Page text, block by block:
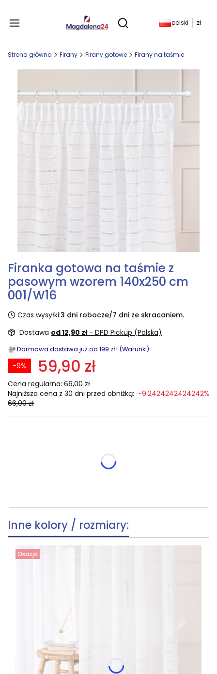
Otwórz wyszukiwarkę
Produkty w
polski zł
Strona główna Firany Firany gotowe Firany na taśmie
Firanka gotowa na taśmie z
pasowym wzorem 140x250 cm
001/W16
Czas wysyłki:3 dni robocze/7 dni ze skracaniem.
Dostawa od 12,90 zł - DPD Pickup (Polska)
Darmowa dostawa już od 199 zł ! (Warunki)
59,90 zł
Cena regularna: 66,00 zł
-9%
Najniższa cena z 30 dni przed obniżką:
66,00 zł
-9.2424242424242%
skracania, wymiar po skróceniu [cm]
Inne kolory / rozmiary:
Okazja